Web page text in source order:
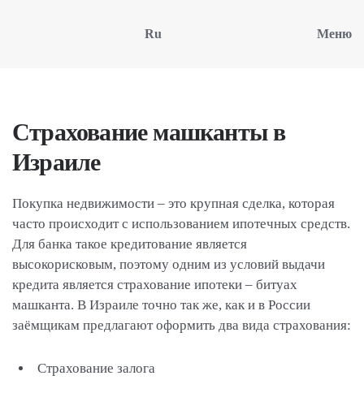
Ru Меню
Страхование машканты в
Израиле
Покупка недвижимости – это крупная сделка, которая
часто происходит с использованием ипотечных средств.
Для банка такое кредитование является
высокорисковым, поэтому одним из условий выдачи
кредита является страхование ипотеки – битуах
машканта. В Израиле точно так же, как и в России
заёмщикам предлагают оформить два вида страхования:
Страхование залога